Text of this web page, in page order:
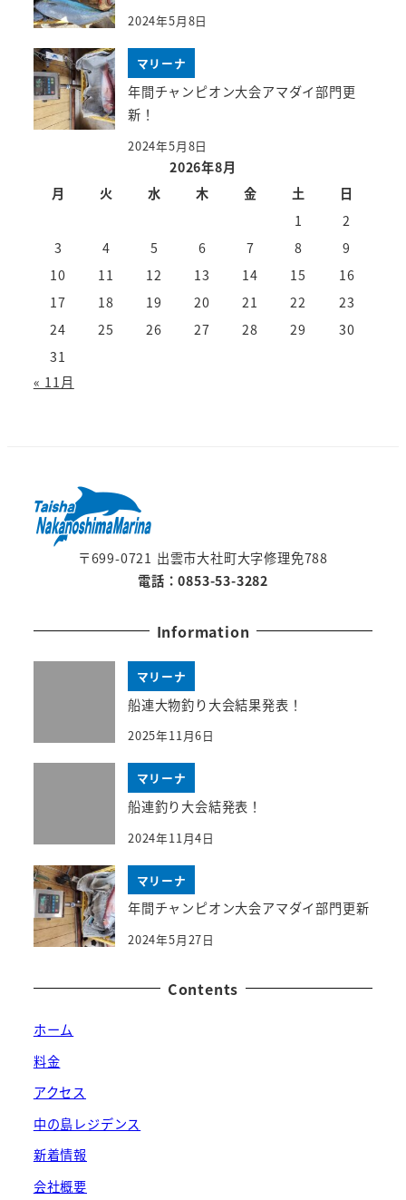
2024年5月8日
マリーナ
年間チャンピオン大会アマダイ部門更
新！
2024年5月8日
2026年8月
月
火 水 木 金 土
日
1
2
3
4 5 6 7 8
9
10
11 12 13 14 15
16
17
18 19 20 21 22
23
24
25 26 27 28 29
30
31
« 11月
〒699-0721 出雲市大社町大字修理免788
電話：0853-53-3282
Information
マリーナ
船連大物釣り大会結果発表！
2025年11月6日
マリーナ
船連釣り大会結発表！
2024年11月4日
マリーナ
年間チャンピオン大会アマダイ部門更新
2024年5月27日
Contents
ホーム
料金
アクセス
中の島レジデンス
新着情報
会社概要